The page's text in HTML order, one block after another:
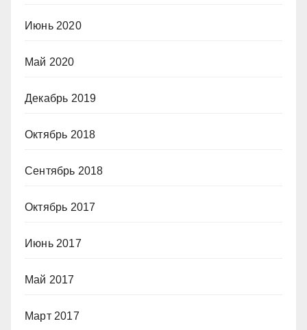
Июнь 2020
Май 2020
Декабрь 2019
Октябрь 2018
Сентябрь 2018
Октябрь 2017
Июнь 2017
Май 2017
Март 2017